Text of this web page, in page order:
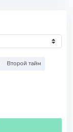
Второй тайм